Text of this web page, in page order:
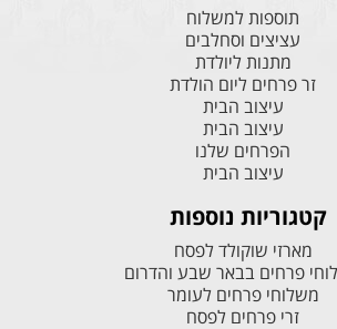
תוספות למשלוח
עציצים וסחלבים
מתנות ליולדת
זר פרחים ליום הולדת
עיצוב הבית
עיצוב הבית
הפרחים שלנו
עיצוב הבית
קטגוריות נוספות
מארזי שוקולד לפסח
פרחים בבאר שבע והדרום
משלוחי פרחים לעומר
זרי פרחים לפסח